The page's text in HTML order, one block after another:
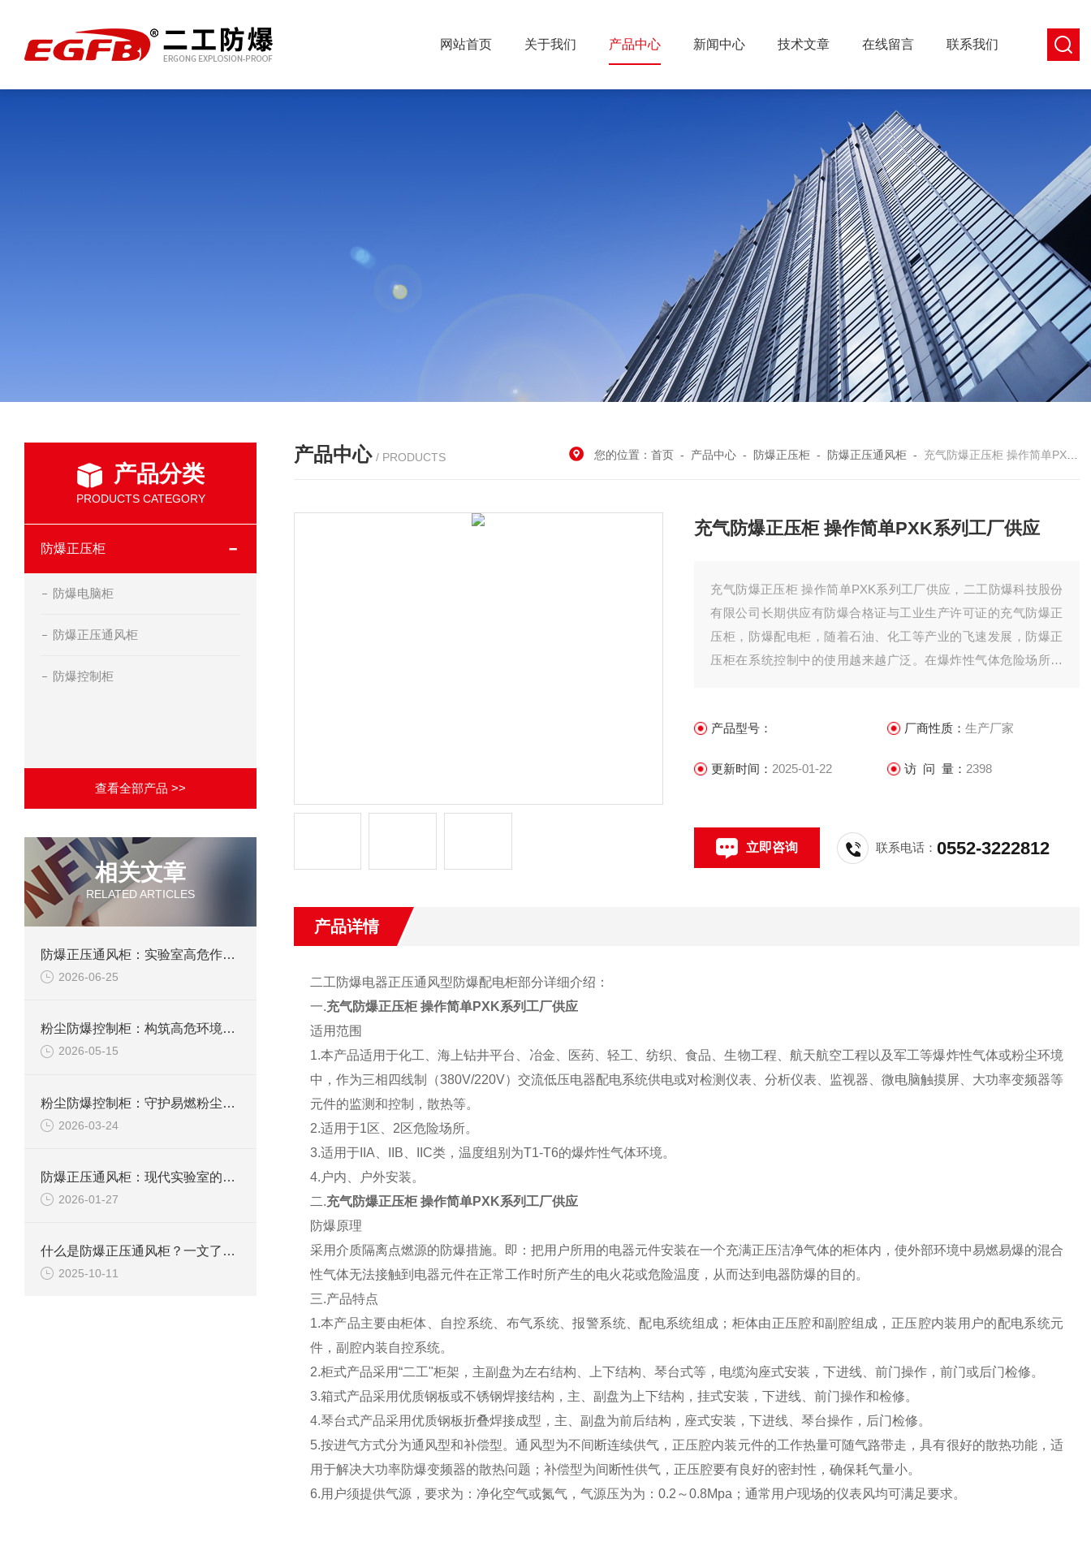
网站首页 关于我们 产品中心 新闻中心 技术文章 在线留言 联系我们
产品分类
PRODUCTS CATEGORY
防爆正压柜
防爆电脑柜
防爆正压通风柜
防爆控制柜
查看全部产品 >>
相关文章
RELATED ARTICLES
防爆正压通风柜：实验室高危作业的安全防护载体
2026-06-25
粉尘防爆控制柜：构筑高危环境下的电气安全屏障
2026-05-15
粉尘防爆控制柜：守护易燃粉尘环境下的电气安全
2026-03-24
防爆正压通风柜：现代实验室的安全屏障
2026-01-27
什么是防爆正压通风柜？一文了解其定义、原理及应用
2025-10-11
产品中心 / PRODUCTS 您的位置：首页 - 产品中心 - 防爆正压柜 - 防爆正压通风柜 - 充气防爆正压柜 操作简单PXK系列工厂供应
充气防爆正压柜 操作简单PXK系列工厂供应
充气防爆正压柜 操作简单PXK系列工厂供应，二工防爆科技股份
有限公司长期供应有防爆合格证与工业生产许可证的充气防爆正
压柜，防爆配电柜，随着石油、化工等产业的飞速发展，防爆正
压柜在系统控制中的使用越来越广泛。在爆炸性气体危险场所里
产品型号： 厂商性质： 生产厂家
更新时间： 2025-01-22 访 问 量： 2398
立即咨询 联系电话：0552-3222812
产品详情
二工防爆电器正压通风型防爆配电柜部分详细介绍：
一.充气防爆正压柜 操作简单PXK系列工厂供应
适用范围
1.本产品适用于化工、海上钻井平台、冶金、医药、轻工、纺织、食品、生物工程、航天航空工程以及军工等爆炸性气体或粉尘环境
中，作为三相四线制（380V/220V）交流低压电器配电系统供电或对检测仪表、分析仪表、监视器、微电脑触摸屏、大功率变频器等
元件的监测和控制，散热等。
2.适用于1区、 2区危险场所。
3.适用于IIA IIB IIC类，温度组别为T1-T6的爆炸性气体环境。
4. 户内、户外安装。
二.充气防爆正压柜 操作简单PXK系列工厂供应
防爆原理
采用介质隔离点燃源的防爆措施。即：把用户所用的电器元件安装在一个充满正压洁净气体的柜体内，使外部环境中易燃易爆的混合
性气体无法接触到电器元件在正常工作时所产生的电火花或危险温度，从而达到电器防爆的目的。
三.产品特点
1.本产品主要由柜体、自控系统、布气系统、报警系统、配电系统组成；柜体由正压腔和副腔组成，正压腔内装用户的配电系统元
件，副腔内装自控系统。
2.柜式产品采用“二工"柜架，主副盘为左右结构、上下结构、琴台式等，电缆沟座式安装，下进线、前门操作，前门或后门检修。
3.箱式产品采用优质钢板或不锈钢焊接结构，主、副盘为上下结构，挂式安装，下进线、前门操作和检修。
4.琴台式产品采用优质钢板折叠焊接成型，主、副盘为前后结构，座式安装，下进线、琴台操作，后门检修。
5.按进气方式分为通风型和补偿型。通风型为不间断连续供气，正压腔内装元件的工作热量可随气路带走，具有很好的散热功能，适
用于解决大功率防爆变频器的散热问题；补偿型为间断性供气，正压腔要有良好的密封性，确保耗气量小。
6.用户须提供气源，要求为：净化空气或氮气，气源压为为： 0.2 ～0.8Mpa ；通常用户现场的仪表风均可满足要求。